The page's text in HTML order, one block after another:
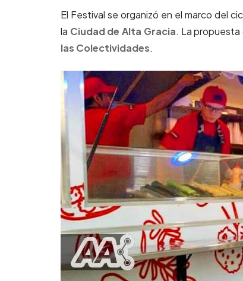
El Festival se organizó en el marco del
la Ciudad de Alta Gracia. La
las Colectividades.